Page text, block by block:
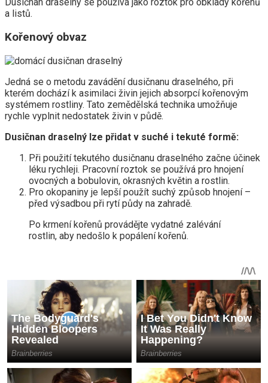
a listů.
Kořenový obvaz
Jedná se o metodu zavádění dusičnanu draselného, ​​při
kterém dochází k asimilaci živin jejich absorpcí kořenovým
systémem rostliny. Tato zemědělská technika umožňuje
rychle vyplnit nedostatek živin v půdě.
Dusičnan draselný lze přidat v suché i tekuté formě:
Při použití tekutého dusičnanu draselného začne účinek
léku rychleji. Pracovní roztok se používá pro hnojení
ovocných a bobulovin, okrasných květin a rostlin.
Pro okopaniny je lepší použít suchý způsob hnojení –
před výsadbou při rytí půdy na zahradě.
Po krmení kořenů provádějte vydatné zalévání
rostlin, aby nedošlo k popálení kořenů.